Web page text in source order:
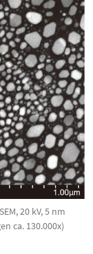
20 kV, 5 nm
ca. 130.000x)